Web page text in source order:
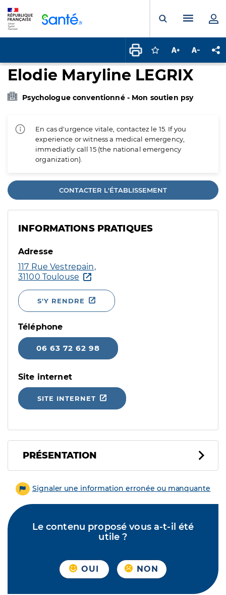
Ouvrir laMenu
Connectez-vous
Augmenter la
Elodie Maryline LEGRIX
Psychologue conventionné - Mon soutien psy
En cas d'urgence vitale, contactez le 15. If you
experience or witness a medical emergency,
immediatly call 15 (the national emergency
organization).
CONTACTER L'ÉTABLISSEMENT
INFORMATIONS PRATIQUES
Adresse
117 Rue Vestrepain,
31100 Toulouse
S'Y RENDRE
Téléphone
06 63 72 62 98
Site internet
SITE INTERNET
PRÉSENTATION
Signaler une information erronée ou manquante
Le contenu proposé vous a-t-il été
utile ?
OUI NON